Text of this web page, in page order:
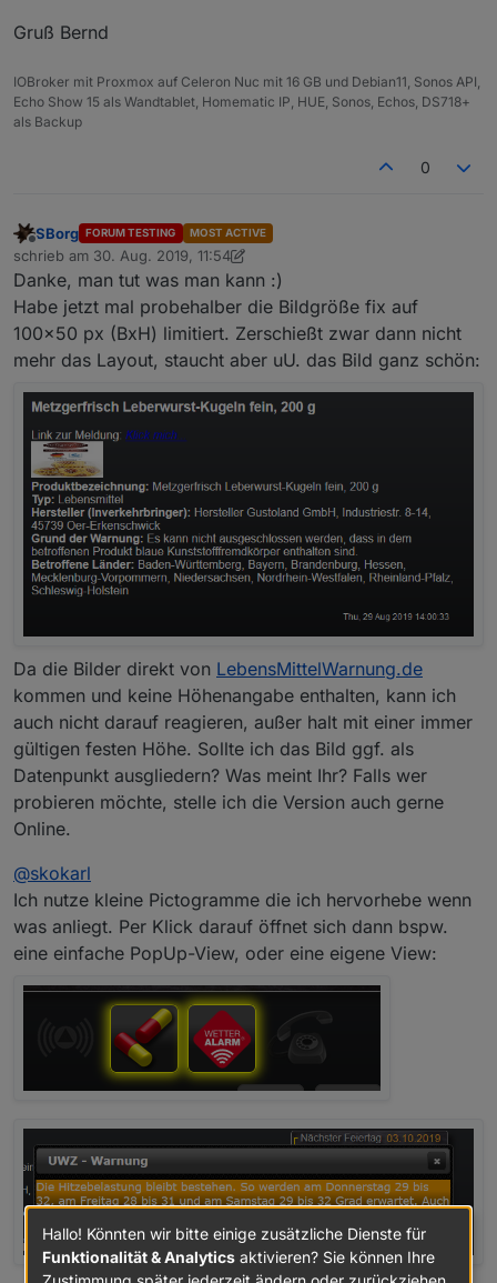
Gruß Bernd
IOBroker mit Proxmox auf Celeron Nuc mit 16 GB und Debian11, Sonos API,
Echo Show 15 als Wandtablet, Homematic IP, HUE, Sonos, Echos, DS718+
als Backup
0
Offline
SBorg FORUM TESTING MOST ACTIVE
schrieb am 30. Aug. 2019, 11:54
zuletzt editiert von SBorg
Danke, man tut was man kann :)
Habe jetzt mal probehalber die Bildgröße fix auf
100x50 px (BxH) limitiert. Zerschießt zwar dann nicht
mehr das Layout, staucht aber uU. das Bild ganz schön:
Da die Bilder direkt von LebensMittelWarnung.de
kommen und keine Höhenangabe enthalten, kann ich
auch nicht darauf reagieren, außer halt mit einer immer
gültigen festen Höhe. Sollte ich das Bild ggf. als
Datenpunkt ausgliedern? Was meint Ihr? Falls wer
probieren möchte, stelle ich die Version auch gerne
Online.
@skokarl
Ich nutze kleine Pictogramme die ich hervorhebe wenn
was anliegt. Per Klick darauf öffnet sich dann bspw.
eine einfache PopUp-View, oder eine eigene View:
Hallo! Könnten wir bitte einige zusätzliche Dienste für
Funktionalität & Analytics aktivieren? Sie können Ihre